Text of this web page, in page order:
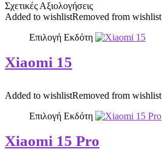
Σχετικές Αξιολογήσεις
Added to wishlistRemoved from wishlist
Επιλογή Εκδότη
Xiaomi 15
Added to wishlistRemoved from wishlist
Επιλογή Εκδότη
Xiaomi 15 Pro